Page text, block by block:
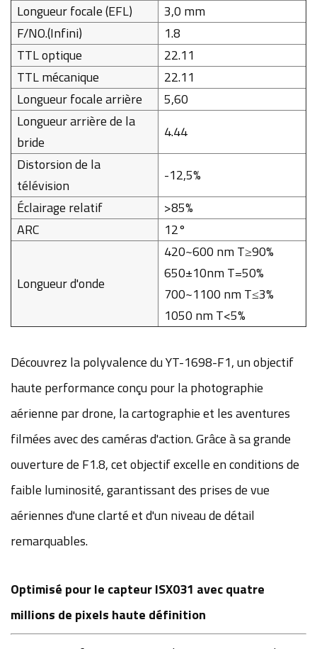
Longueur focale (EFL)
3,0 mm
F/NO.(Infini)
1.8
TTL optique
22.11
TTL mécanique
22.11
Longueur focale arrière
5,60
Longueur arrière de la
bride
4.44
Distorsion de la
télévision
-12,5%
Éclairage relatif
>85%
ARC
12°
Longueur d'onde
420~600 nm T≥90%
650±10nm T=50%
700~1100 nm T≤3%
1050 nm T<5%
Découvrez la polyvalence du YT-1698-F1, un objectif
haute performance conçu pour la photographie
aérienne par drone, la cartographie et les aventures
filmées avec des caméras d'action. Grâce à sa grande
ouverture de F1.8, cet objectif excelle en conditions de
faible luminosité, garantissant des prises de vue
aériennes d'une clarté et d'un niveau de détail
remarquables.
Optimisé pour le capteur ISX031 avec quatre
millions de pixels haute définition